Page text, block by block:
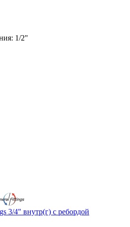
1/2"
3/4" внутр(г) с ребордой